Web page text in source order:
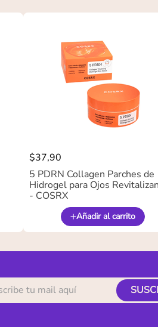
$37,90
5 PDRN Collagen Parches de
Hidrogel para Ojos
- COSRX
Añadir al carrito